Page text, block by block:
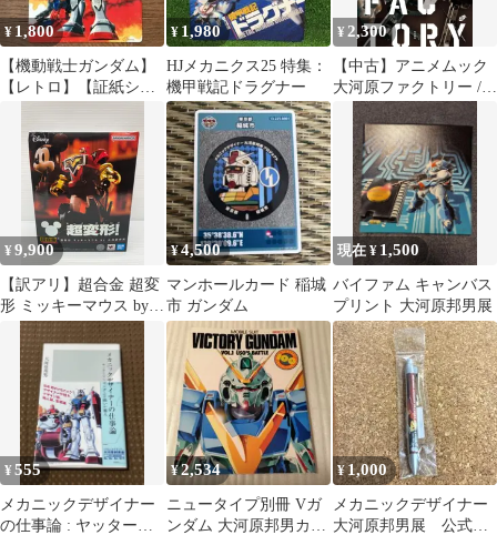
¥ 1,800
【機動戦士ガンダム】
【レトロ】【証紙シー
河原邦男）
¥ 1,980
HJメカニクス25 特集：
機甲戦記ドラグナー
¥ 2,300
【中古】アニメムック
大河原ファクトリー /
大河原邦男
¥9,900
【訳アリ】超合金 超変
形 ミッキーマウス by
大河原邦男
¥4,500
マンホールカード 稲城
市 ガンダム
現在 ¥ 1,500
バイファム キャンバス
プリント 大河原邦男展
¥555
メカニックデザイナー
の仕事論 : ヤッターマ
¥2,534
ニュータイプ別冊 Vガ
ンダム 大河原邦男カト
¥1,000
メカニックデザイナー
大河原邦男展 公式限